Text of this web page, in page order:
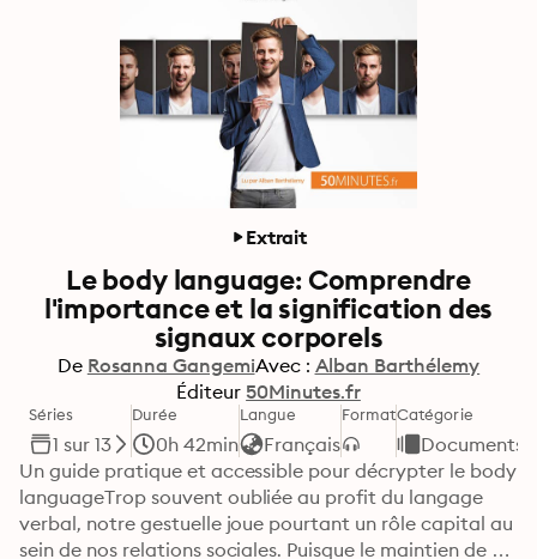
Extrait
Le body language: Comprendre
l'importance et la signification des
signaux corporels
De Rosanna GangemiAvec : Alban Barthélemy
Éditeur 50Minutes.fr
Séries
1 sur 13
Durée
0h 42min
Langue
Français
FormatCatégorie
Documents
Un guide pratique et accessible pour décrypter le body
languageTrop souvent oubliée au profit du langage
verbal, notre gestuelle joue pourtant un rôle capital au
sein de nos relations sociales. Puisque le maintien de